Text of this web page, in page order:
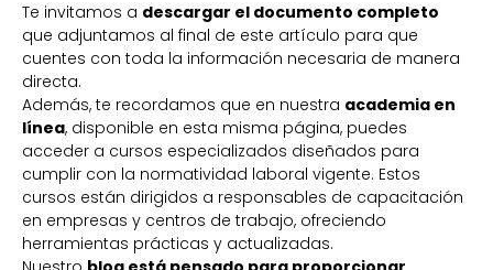
Te invitamos a descargar el documento completo
que adjuntamos al final de este artículo para que
cuentes con toda la información necesaria de manera
directa.
Además, te recordamos que en nuestra academia en
línea, disponible en esta misma página, puedes
acceder a cursos especializados diseñados para
cumplir con la normatividad laboral vigente. Estos
cursos están dirigidos a responsables de capacitación
en empresas y centros de trabajo, ofreciendo
herramientas prácticas y actualizadas.